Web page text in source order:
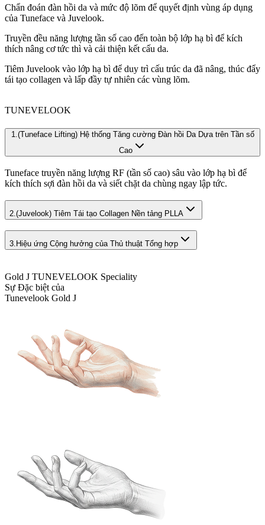
Chẩn đoán đàn hồi da và mức độ lõm để quyết định vùng áp dụng
của Tuneface và Juvelook.
Truyền đều năng lượng tần số cao đến toàn bộ lớp hạ bì để kích
thích nâng cơ tức thì và cải thiện kết cấu da.
Tiêm Juvelook vào lớp hạ bì để duy trì cấu trúc da đã nâng, thúc đẩy
tái tạo collagen và lấp đầy tự nhiên các vùng lõm.
TUNEVELOOK
1.(Tuneface Lifting) Hệ thống Tăng cường Đàn hồi Da Dựa trên Tần số
Cao
Tuneface truyền năng lượng RF (tần số cao) sâu vào lớp hạ bì để
kích thích sợi đàn hồi da và siết chặt da chùng ngay lập tức.
2. (Juvelook) Tiêm Tái tạo Collagen Nền tảng PLLA
3. Hiệu ứng Cộng hưởng của Thủ thuật Tổng hợp
Gold J TUNEVELOOK Speciality
Sự Đặc biệt của
Tunevelook Gold J